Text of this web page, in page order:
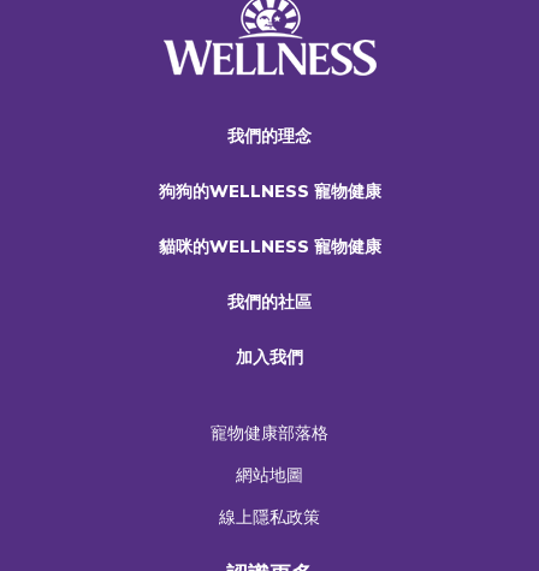
我們的理念
狗狗的WELLNESS 寵物健康
貓咪的WELLNESS 寵物健康
我們的社區
加入我們
寵物健康部落格
網站地圖
線上隱私政策